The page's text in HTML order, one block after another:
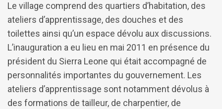
Le village comprend des quartiers d’habitation, des
ateliers d’apprentissage, des douches et des
toilettes ainsi qu’un espace dévolu aux discussions.
L’inauguration a eu lieu en mai 2011 en présence du
président du Sierra Leone qui était accompagné de
personnalités importantes du gouvernement. Les
ateliers d’apprentissage sont notamment dévolus à
des formations de tailleur, de charpentier, de